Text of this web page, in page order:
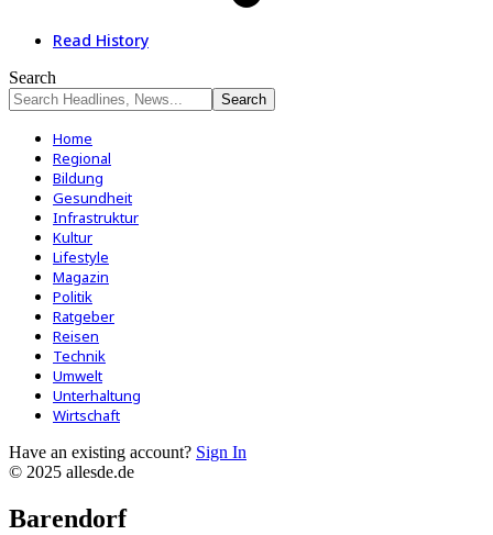
Read History
Search
Home
Regional
Bildung
Gesundheit
Infrastruktur
Kultur
Lifestyle
Magazin
Politik
Ratgeber
Reisen
Technik
Umwelt
Unterhaltung
Wirtschaft
Have an existing account? Sign In
© 2025 allesde.de
Barendorf